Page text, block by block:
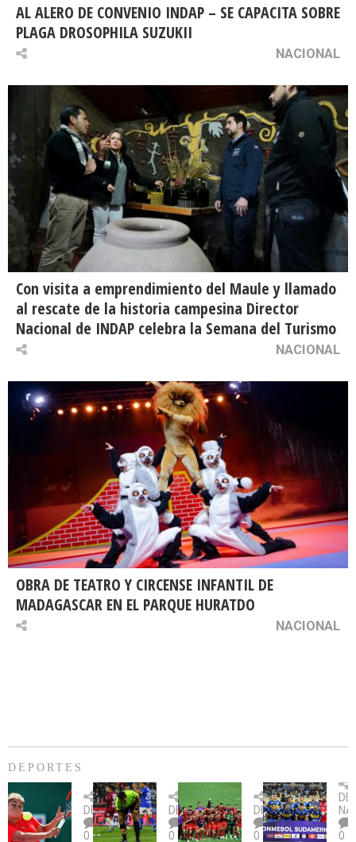
AL ALERO DE CONVENIO INDAP – SE CAPACITA SOBRE
PLAGA DROSOPHILA SUZUKII
NACIONAL
Con visita a emprendimiento del Maule y llamado
al rescate de la historia campesina Director
Nacional de INDAP celebra la Semana del Turismo
NACIONAL
OBRA DE TEATRO Y CIRCENSE INFANTIL DE
MADAGASCAR EN EL PARQUE HURATDO
NACIONAL
DEPORTES
Billie
Jean
King
DEPORTES
0
U.
Católica
fue
DEPORTES
0
Copa
Sudamericana:
U.
DEPORTES
0
un
0